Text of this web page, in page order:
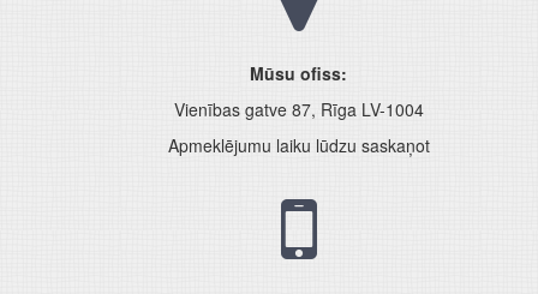
Mūsu ofiss:
Vienības gatve 87, Rīga LV-1004
Apmeklējumu laiku lūdzu saskaņot